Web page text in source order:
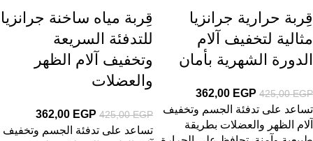
قِربة حرارية جرانزيا
مثالية لتخفيف آلام
الدورة الشهرية بأمان
425,00EGP
362,00 EGP
تساعد على تدفئة الجسم وتخفيف
آلام الظهر والعضلات بطريقة
قِربة مياه ساخنة جرانزيا
للتدفئة السريعة
وتخفيف آلام الظهر
والعضلات
425,00EGP
362,00 EGP
تساعد على تدفئة الجسم وتخفيف